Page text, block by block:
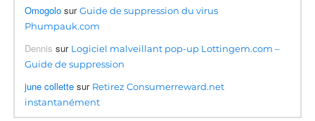
Omogolo surGuide de suppression du virus
Phumpauk.com
Dennis sur Logiciel malveillant pop-up Lottingem.com –
Guide de suppression
june collette sur Retirez Consumerreward.net
instantanément